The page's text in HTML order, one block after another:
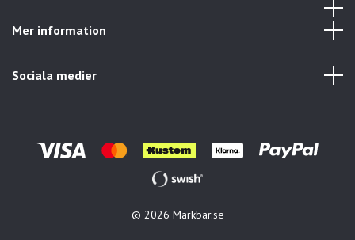
Mer information
Sociala medier
© 2026 Märkbar.se